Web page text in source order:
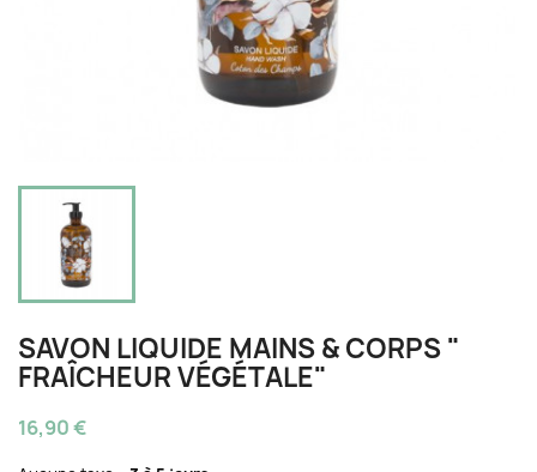
SAVON LIQUIDE MAINS & CORPS "
FRAÎCHEUR VÉGÉTALE"
16,90 €